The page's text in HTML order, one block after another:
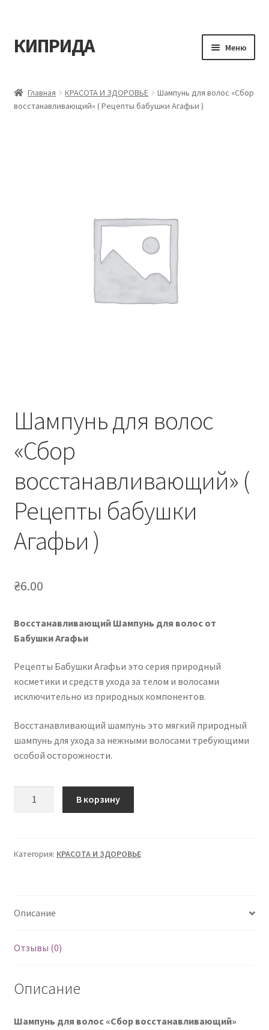
Перейти
к
Перейти
к
КИПРИДА Меню
Корзина
Главная КРАСОТА И ЗДОРОВЬЕ
Шампунь для волос «Сбор
восстанавливающий» ( Рецепты бабушки Агафьи )
Шампунь для волос
«Сбор
восстанавливающий» (
Рецепты бабушки
Агафьи )
₴6.00
Восстанавливающий Шампунь для волос от
Бабушки Агафьи
Рецепты Бабушки Агафьи это серия природный
косметики и средств ухода за телом и волосами
исключительно из природных компонентов.
Восстанавливающий шампунь это мягкий природный
шампунь для ухода за нежными волосами требующими
особой осторожности.
волос
Рецепты
Агафьи
В корзину
Категория: КРАСОТА И ЗДОРОВЬЕ
Описание
Отзывы (0)
Описание
Шампунь для волос «Сбор восстанавливающий»